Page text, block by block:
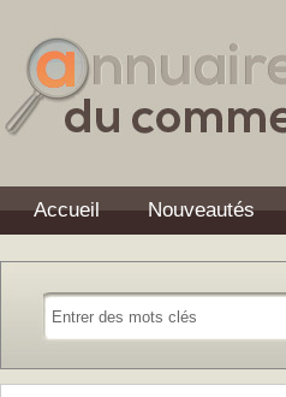
Accueil Nouveautés